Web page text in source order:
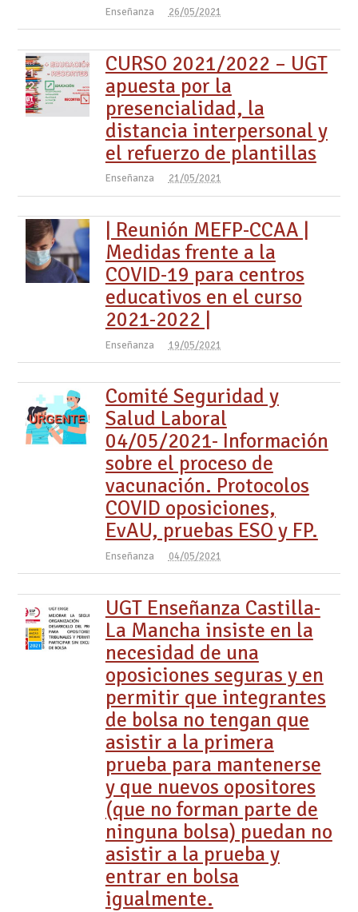
Enseñanza 26/05/2021
CURSO 2021/2022 – UGT
apuesta por la
presencialidad, la
distancia interpersonal y
el refuerzo de plantillas
Enseñanza 21/05/2021
| Reunión MEFP-CCAA |
Medidas frente a la
COVID-19 para centros
educativos en el curso
2021-2022 |
Enseñanza 19/05/2021
Comité Seguridad y
Salud Laboral
04/05/2021- Información
sobre el proceso de
vacunación. Protocolos
COVID oposiciones,
EvAU, pruebas ESO y FP.
Enseñanza 04/05/2021
UGT Enseñanza Castilla-
La Mancha insiste en la
necesidad de una
oposiciones seguras y en
permitir que integrantes
de bolsa no tengan que
asistir a la primera
prueba para mantenerse
y que nuevos opositores
(que no forman parte de
ninguna bolsa) puedan no
asistir a la prueba y
entrar en bolsa
igualmente.